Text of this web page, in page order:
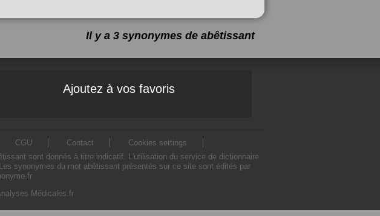
Il y a 3 synonymes de abêtissant
Ajoutez à vos favoris
CGU Contact
Cookies settings
sont donnés à titre indicatif. L'utilisation du service de dictionnaire
synonymes du mot abêtissant présentés sur ce site sont édités par
Médicales.fr